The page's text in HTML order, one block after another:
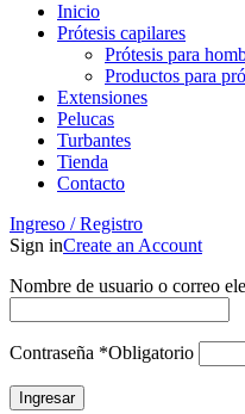
Inicio
Prótesis capilares
Prótesis para
Productos para
Extensiones
Pelucas
Turbantes
Tienda
Contacto
Ingreso / Registro
Sign inCreate an Account
Nombre de usuario o correo
Contraseña *Obligatorio
Ingresar